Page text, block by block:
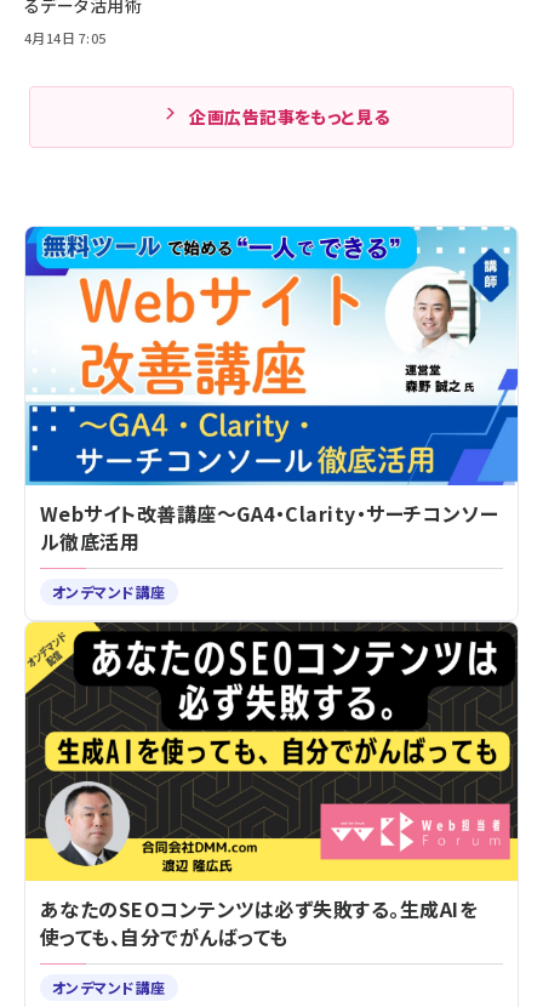
4月14日 7:05
企画広告記事をもっと見る
Webサイト改善講座～GA4・Clarity・サーチコンソー
ル徹底活用
オンデマンド講座
あなたのSEOコンテンツは必ず失敗する。生成AIを
使っても、自分でがんばっても
オンデマンド講座